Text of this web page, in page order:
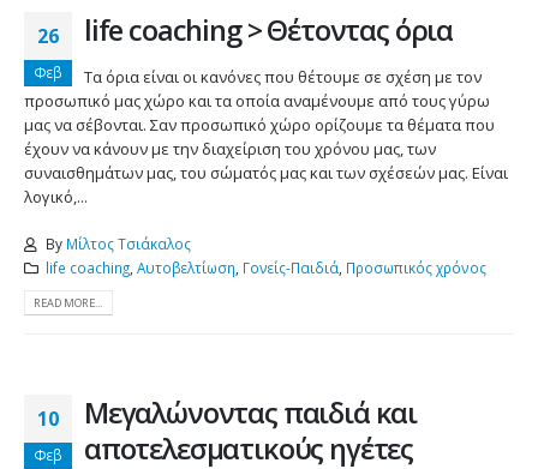
26
Φεβ
life coaching > Θέτοντας όρια
Τα όρια είναι οι κανόνες που θέτουμε σε σχέση με τον
προσωπικό μας χώρο και τα οποία αναμένουμε από τους γύρω
μας να σέβονται. Σαν προσωπικό χώρο ορίζουμε τα θέματα που
έχουν να κάνουν με την διαχείριση του χρόνου μας, των
συναισθημάτων μας, του σώματός μας και των σχέσεών μας. Είναι
λογικό,...
By Μίλτος Τσιάκαλος
life coaching, Αυτοβελτίωση Γονείς-Παιδιά, Προσωπικός χρόνος
READ MORE...
10
Φεβ
Μεγαλώνοντας παιδιά και
αποτελεσματικούς ηγέτες